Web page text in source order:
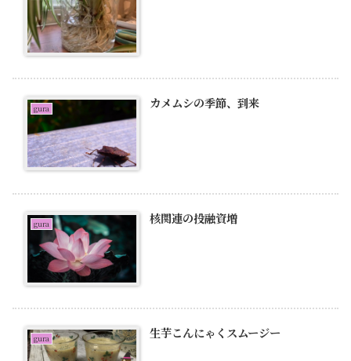
gura カメムシの季節、到来
gura 核関連の投融資増
gura 生芋こんにゃくスムージー